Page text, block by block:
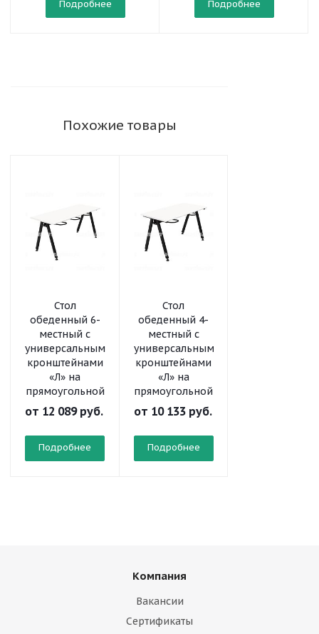
Подробнее Подробнее
Похожие товары
Стол
обеденный 6-
местный с
универсальными
кронштейнами
«Л» на
прямоугольной
трубе
от 12 089 руб.
Подробнее
Стол
обеденный 4-
местный с
универсальными
кронштейнами
«Л» на
прямоугольной
трубе
от 10 133 руб.
Подробнее
Компания
Вакансии
Сертификаты